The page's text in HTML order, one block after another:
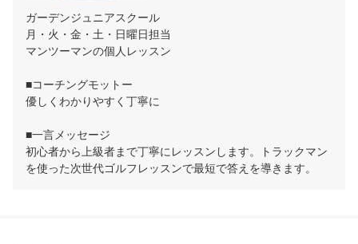
ガーデンジュニアスクール
月・火・金・土・日曜日担当
マンツーマンの個人レッスン
■コーチングモットー
優しくわかりやすく丁寧に
■一言メッセージ
初心者から上級者まで丁寧にレッスンします。トラックマン
を使った次世代ゴルフレッスンで最短で答えを導きます。